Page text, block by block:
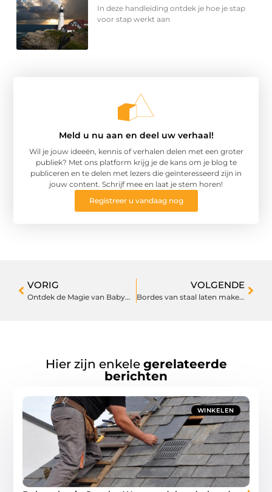
In deze handleiding ontdek je hoe je stap
voor stap werkt aan
Meld u nu aan en deel uw verhaal!
Wil je jouw ideeën, kennis of verhalen delen met een groter
publiek? Met ons platform krijg je de kans om je blog te
publiceren en te delen met lezers die geïnteresseerd zijn in
jouw content. Schrijf mee en laat je stem horen!
Registreer u vandaag nog
VORIG
Ontdek de Magie van Babywinkel in Heerhugowaard
VOLGENDE
Bordes van staal laten maken: de duurzame keuze
Hier zijn enkele gerelateerde
berichten
WINKELEN